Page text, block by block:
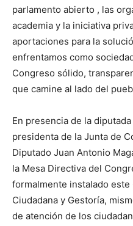
parlamento abierto , las
academia y la iniciativa
aportaciones para la
enfrentamos como
Congreso sólido,
que camine al lado del
En presencia de la
presidenta de la Junta de
Diputado Juan Antonio
la Mesa Directiva del
formalmente instalado este
Ciudadana y Gestoría,
de atención de los